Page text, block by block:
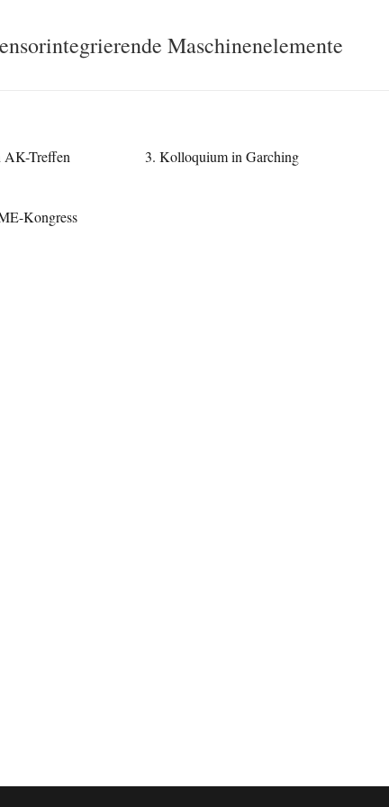
Maschinenelemente
AK-Treffen 3. Kolloquium in Garching
Kongress